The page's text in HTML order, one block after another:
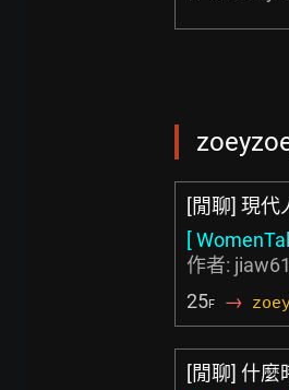
[閒聊] 現代
[
作者:
25F →
[閒聊] 什麼